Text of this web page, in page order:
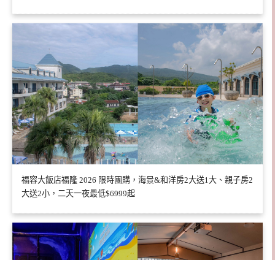
福容大飯店福隆 2026 限時團購，海景&和洋房2大送1大、親子房2
大送2小，二天一夜最低$6999起